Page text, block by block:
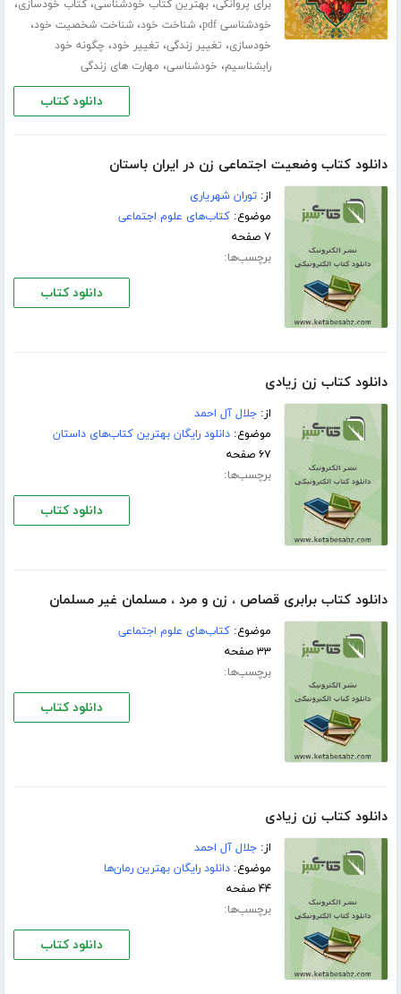
برای پروانگی،بهترین کتاب خودشناسی،کتاب خودسازی،
خودشناسی pdf ،شناخت خود،شناخت شخصیت خود،
خودسازی، تغییر زندگی، تغییر خود، چگونه خود
رابشناسیم، خودشناسی، مهارت های زندگی
دانلود کتاب
دانلود کتاب وضعیت اجتماعی زن در ایران باستان
از:توران شهریاری
موضوع:کتاب‌های علوم اجتماعی
۷ صفحه
برچسب‌ها:
دانلود کتاب
دانلود کتاب زن زیادی
از:جلال آل احمد
موضوع:دانلود رایگان بهترین کتاب‌های داستان
۶۷ صفحه
برچسب‌ها:
دانلود کتاب
دانلود کتاب برابری قصاص ، زن و مرد ، مسلمان غیر مسلمان
موضوع:کتاب‌های علوم اجتماعی
۳۳ صفحه
برچسب‌ها:
دانلود کتاب
دانلود کتاب زن زیادی
از:جلال آل احمد
موضوع:دانلود رایگان بهترین رمان‌ها
۴۴ صفحه
برچسب‌ها:
دانلود کتاب